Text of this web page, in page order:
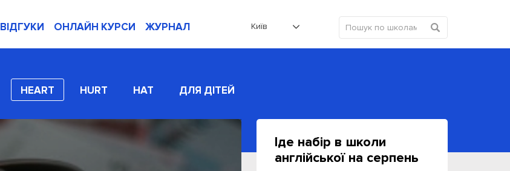
ВІДГУКИ ОНЛАЙН КУРСИ ЖУРНАЛ Київ
HEART HURT HAT ДЛЯ ДІТЕЙ
Іде набір в школи
англійської на серпень